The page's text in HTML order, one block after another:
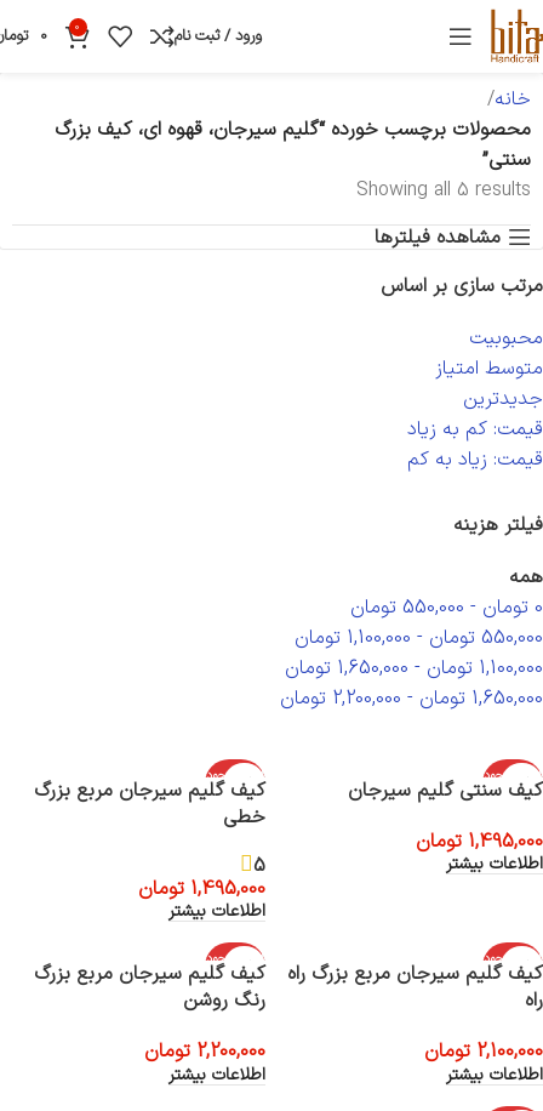
ورود / ثبت نام 0
0
خانه
محصولات برچسب خورده “گلیم سیرجان، قهوه ای، کیف بزرگ
سنتی”
Showing all 5 results
مشاهده فیلترها
مرتب سازی بر اساس
محبوبیت
متوسط امتیاز
جدیدترین
قیمت: کم به زیاد
قیمت: زیاد به کم
فیلتر هزینه
همه
0 تومان -
550,000 تومان
550,000 تومان -
1,100,000 تومان
1,100,000 تومان -
1,650,000 تومان
1,650,000 تومان -
2,200,000 تومان
اتمام موجود
ی
کیف سنتی گلیم سیرجان
1,495,000 تومان
اطلاعات بیشتر
اتمام موجود
ی
کیف گلیم سیرجان مربع بزرگ
خطی
5
1,495,000 تومان
اطلاعات بیشتر
اتمام موجود
ی
کیف گلیم سیرجان مربع بزرگ راه
راه
2,100,000 تومان
اطلاعات بیشتر
اتمام موجود
ی
کیف گلیم سیرجان مربع بزرگ
رنگ روشن
2,200,000 تومان
اطلاعات بیشتر